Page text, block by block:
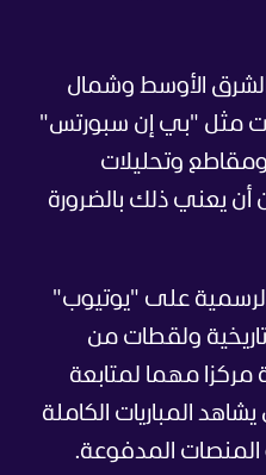
الأوسط وشمال
مثل "بي إن سبورتس"
وتحليلات
يعني ذلك بالضرورة
على "يوتيوب"
ولقطات من
مركزا مهما لمتابعة
المباريات الكاملة
المنصات المدفوعة.